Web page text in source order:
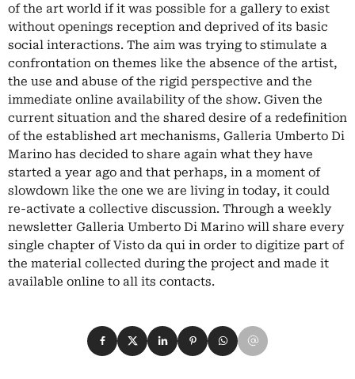
of the art world if it was possible for a gallery to exist
without openings reception and deprived of its basic
social interactions. The aim was trying to stimulate a
confrontation on themes like the absence of the artist,
the use and abuse of the rigid perspective and the
immediate online availability of the show. Given the
current situation and the shared desire of a redefinition
of the established art mechanisms, Galleria Umberto Di
Marino has decided to share again what they have
started a year ago and that perhaps, in a moment of
slowdown like the one we are living in today, it could
re-activate a collective discussion. Through a weekly
newsletter Galleria Umberto Di Marino will share every
single chapter of Visto da qui in order to digitize part of
the material collected during the project and made it
available online to all its contacts.
Condividi su Facebook
Condividi su X
Condividi su LinkedIn
Condividi su Pinterest
Condividi su WhatsApp
Condividi su Email